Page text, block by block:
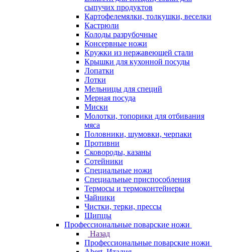
сыпучих продуктов
Картофелемялки, толкушки, веселки
Кастрюли
Колоды разрубочные
Консервные ножи
Кружки из нержавеющей стали
Крышки для кухонной посуды
Лопатки
Лотки
Мельницы для специй
Мерная посуда
Миски
Молотки, топорики для отбивания
мяса
Половники, шумовки, черпаки
Противни
Сковороды, казаны
Сотейники
Специальные ножи
Специальные приспособления
Термосы и термоконтейнеры
Чайники
Чистки, терки, прессы
Щипцы
Профессиональные поварские ножи
Назад
Профессиональные поварские ножи